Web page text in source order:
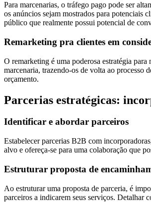
Para marcenarias, o tráfego pago pode ser
os anúncios sejam mostrados para potenciais
público que realmente possui potencial de
Remarketing pra clientes em
O remarketing é uma poderosa estratégia
marcenaria, trazendo-os de volta ao processo
orçamento.
Parcerias estratégicas:
Identificar e abordar parceiros
Estabelecer parcerias B2B com
alvo e ofereça-se para uma colaboração que
Estruturar proposta de
Ao estruturar uma proposta de parceria, é
parceiros a indicarem seus serviços. Detalhar